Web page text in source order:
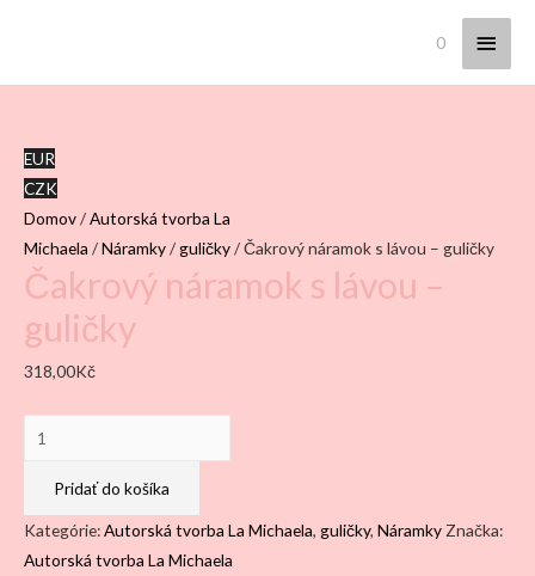
Menu
0
EUR
CZK
Domov/Autorská tvorba La
Michaela /Náramky/guličky/ Čakrový náramok s lávou – guličky
Čakrový náramok s lávou –
guličky
318,00Kč
množstvo
Čakrový
náramok
s
Pridať do košíka
Kategórie:Autorská tvorba La Michaela, guličky, Náramky Značka:
Autorská tvorba La Michaela